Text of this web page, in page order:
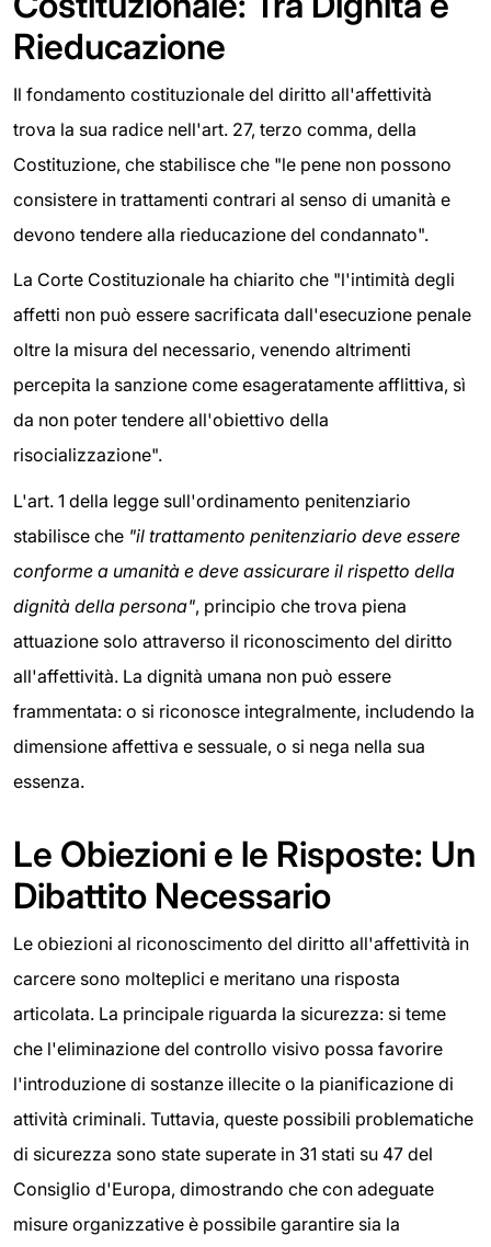
Rieducazione
Il fondamento costituzionale del diritto all'affettività
trova la sua radice nell'art. 27, terzo comma, della
Costituzione, che stabilisce che "le pene non possono
consistere in trattamenti contrari al senso di umanità e
devono tendere alla rieducazione del condannato".
La Corte Costituzionale ha chiarito che "l'intimità degli
affetti non può essere sacrificata dall'esecuzione penale
oltre la misura del necessario, venendo altrimenti
percepita la sanzione come esageratamente afflittiva, sì
da non poter tendere all'obiettivo della
risocializzazione".
L'art. 1 della legge sull'ordinamento penitenziario
stabilisce che "il trattamento penitenziario deve essere
conforme a umanità e deve assicurare il rispetto della
dignità della persona", principio che trova piena
attuazione solo attraverso il riconoscimento del diritto
all'affettività. La dignità umana non può essere
frammentata: o si riconosce integralmente, includendo la
dimensione affettiva e sessuale, o si nega nella sua
essenza.
Le Obiezioni e le Risposte: Un
Dibattito Necessario
Le obiezioni al riconoscimento del diritto all'affettività in
carcere sono molteplici e meritano una risposta
articolata. La principale riguarda la sicurezza: si teme
che l'eliminazione del controllo visivo possa favorire
l'introduzione di sostanze illecite o la pianificazione di
attività criminali. Tuttavia, queste possibili problematiche
di sicurezza sono state superate in 31 stati su 47 del
Consiglio d'Europa, dimostrando che con adeguate
misure organizzative è possibile garantire sia la